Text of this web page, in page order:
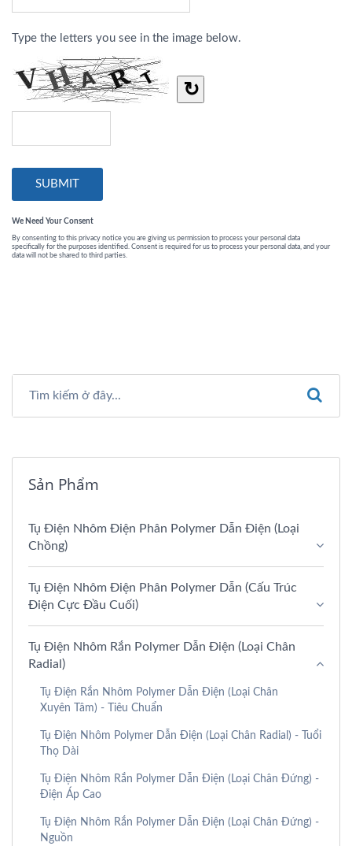
Sản Phẩm
Tụ Điện Nhôm Điện Phân Polymer Dẫn Điện (loại
Chồng)
Tụ Điện Nhôm Điện Phân Polymer Dẫn (Cấu Trúc
Điện Cực Đầu Cuối)
Tụ Điện Nhôm Rắn Polymer Dẫn Điện (Loại Chân
Radial)
Tụ Điện Rắn Nhôm Polymer Dẫn Điện (Loại Chân
Xuyên Tâm) - Tiêu Chuẩn
Tụ Điện Nhôm Polymer Dẫn Điện (Loại Chân Radial) - Tuổi
Thọ Dài
Tụ Điện Nhôm Rắn Polymer Dẫn Điện (Loại Chân Đứng) -
Điện Áp Cao
Tụ Điện Nhôm Rắn Polymer Dẫn Điện (Loại Chân Đứng) -
Nguồn